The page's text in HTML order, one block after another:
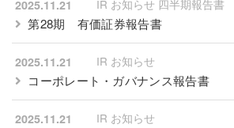
2025.11.21 IR お知らせ 四半期報告書
第28期 有価証券報告書
2025.11.21 IR お知らせ
コーポレート・ガバナンス報告書
2025.11.21 IR お知らせ